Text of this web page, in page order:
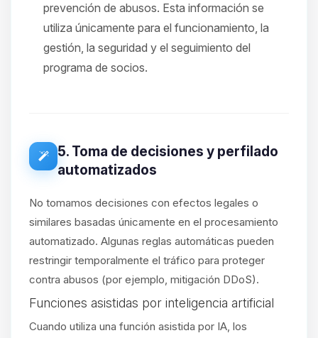
prevención de abusos. Esta información se
utiliza únicamente para el funcionamiento, la
gestión, la seguridad y el seguimiento del
programa de socios.
5. Toma de decisiones y perfilado
automatizados
No tomamos decisiones con efectos legales o
similares basadas únicamente en el procesamiento
automatizado. Algunas reglas automáticas pueden
restringir temporalmente el tráfico para proteger
contra abusos (por ejemplo, mitigación DDoS).
Funciones asistidas por inteligencia artificial
Cuando utiliza una función asistida por IA, los